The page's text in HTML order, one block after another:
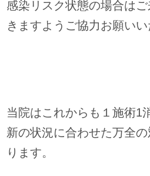
感染リスク状態の場合は
きますようご協力お願いい
当院はこれからも１施術1
新の状況に合わせた万全
ります。